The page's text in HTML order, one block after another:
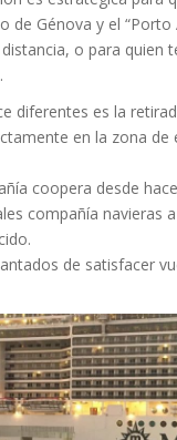
de Génova y el “Porto
o para quien
diferentes es la
en la zona de
coopera desde
compañía navieras
de satisfacer